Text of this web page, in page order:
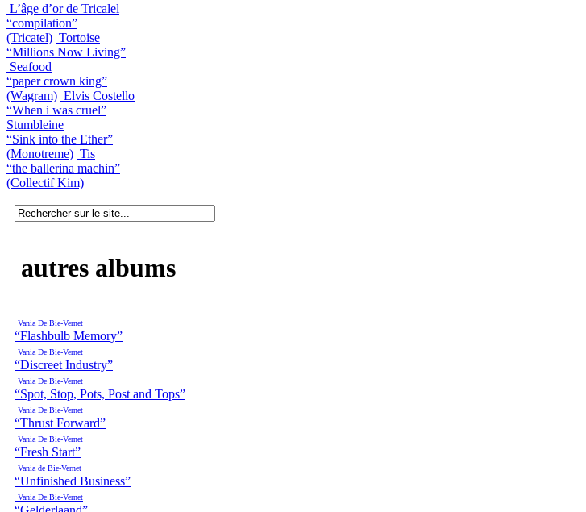
L’âge d’or de Tricalel
“compilation”
(Tricatel) Tortoise
“Millions Now Living”
Seafood
“paper crown king”
(Wagram) Elvis Costello
“When i was cruel”
Stumbleine
“Sink into the Ether”
(Monotreme) Tis
“the ballerina machin”
(Collectif Kim)
autres albums
Vania De Bie-Vernet
“Flashbulb Memory”
Vania De Bie-Vernet
“Discreet Industry”
Vania De Bie-Vernet
“Spot, Stop, Pots, Post and Tops”
Vania De Bie-Vernet
“Thrust Forward”
Vania De Bie-Vernet
“Fresh Start”
Vania de Bie-Vernet
“Unfinished Business”
Vania De Bie-Vernet